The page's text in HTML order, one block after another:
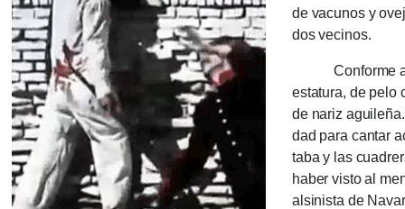
de vacunos y
dos veci­nos.
Conforme a
estatura, de pelo
de nariz
dad para cantar
taba y las
haber visto al
alsinista de